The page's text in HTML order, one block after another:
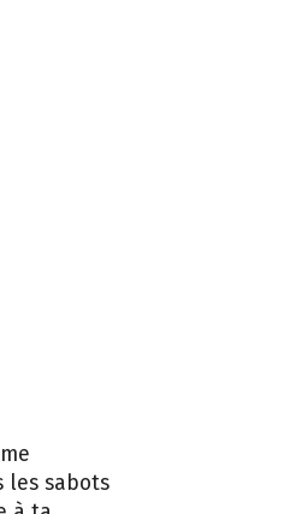
les sabots